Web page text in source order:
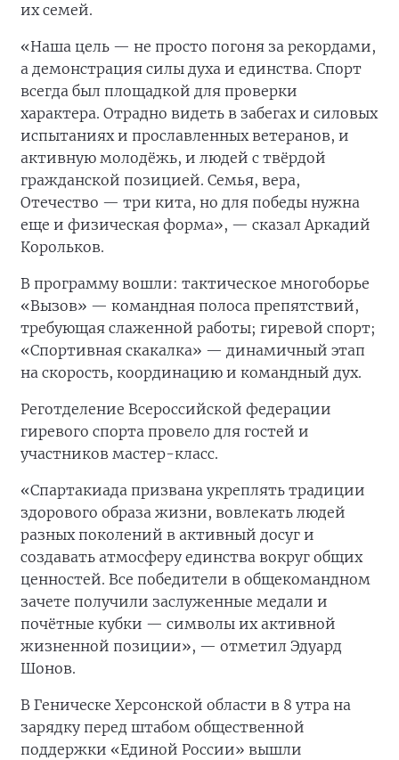
их семей.
«Наша цель — не просто погоня за рекордами,
а демонстрация силы духа и единства. Спорт
всегда был площадкой для проверки
характера. Отрадно видеть в забегах и силовых
испытаниях и прославленных ветеранов, и
активную молодёжь, и людей с твёрдой
гражданской позицией. Семья, вера,
Отечество — три кита, но для победы нужна
еще и физическая форма», — сказал Аркадий
Корольков.
В программу вошли: тактическое многоборье
«Вызов» — командная полоса препятствий,
требующая слаженной работы; гиревой спорт;
«Спортивная скакалка» — динамичный этап
на скорость, координацию и командный дух.
Реготделение Всероссийской федерации
гиревого спорта провело для гостей и
участников мастер-класс.
«Спартакиада призвана укреплять традиции
здорового образа жизни, вовлекать людей
разных поколений в активный досуг и
создавать атмосферу единства вокруг общих
ценностей. Все победители в общекомандном
зачете получили заслуженные медали и
почётные кубки — символы их активной
жизненной позиции», — отметил Эдуард
Шонов.
В Геническе Херсонской области в 8 утра на
зарядку перед штабом общественной
поддержки «Единой России» вышли